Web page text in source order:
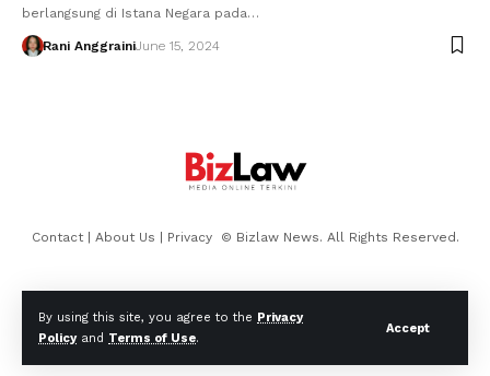
By using this site, you agree to the Privacy
Policyand Terms of Use.
Accept
berlangsung di Istana Negara pada…
Rani AnggrainiJune 15, 2024
Contact| About Us | Privacy © Bizlaw News. All Rights Reserved.